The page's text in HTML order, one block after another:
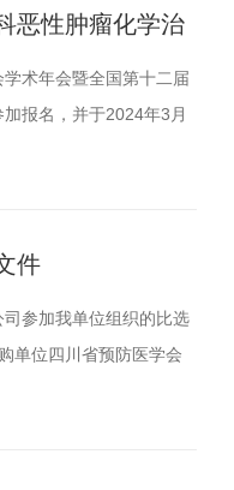
恶性肿瘤化学治
术年会暨全国第十二届
报名，并于2024年3月
月15日），如对以上
件
参加我单位组织的比选
单位四川省预防医学会
，国内大型学术会议组